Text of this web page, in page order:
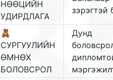
НӨӨЦИЙН
УДИРДЛАГА
зэрэгтэй
🧸
СУРГУУЛИЙН
ӨМНӨХ
БОЛОВСРОЛ
Дунд